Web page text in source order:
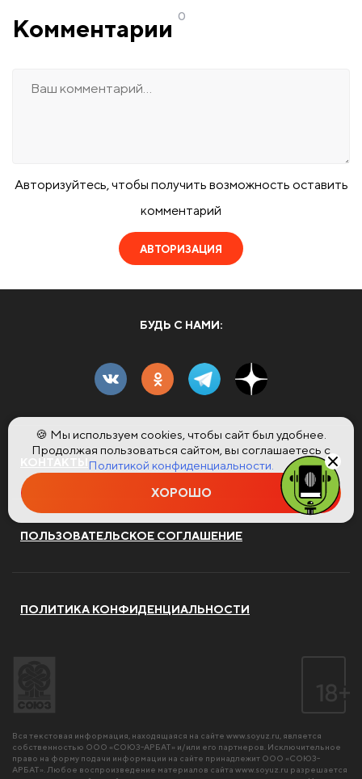
Комментарии 0
Авторизуйтесь, чтобы получить возможность оставить
комментарий
АВТОРИЗАЦИЯ
БУДЬ С НАМИ:
ПОЛЬЗОВАТЕЛЬСКОЕ СОГЛАШЕНИЕ
ПОЛИТИКА КОНФИДЕНЦИАЛЬНОСТИ
Вся текстовая информация, находящаяся на сайте www.soyuz.ru , является
собственностью ООО «СОЮЗ-АРБАТ» и/или его партнеров. Исключительное
право на форму подачи информации на сайте принадлежит ООО «СОЮЗ-
АРБАТ». Любое воспроизведение материалов сайта www.soyuz.ru разрешается
🍪 Мы используем cookies, чтобы сайт был удобнее.
Продолжая пользоваться сайтом, вы соглашаетесь с
Политикой конфиденциальности.
ХОРОШО